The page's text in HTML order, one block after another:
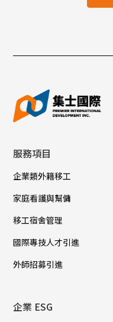
服務項目
企業類外籍移工
家庭看護與幫傭
移工宿舍管理
國際專技人才引進
外師招募引進
企業 ESG